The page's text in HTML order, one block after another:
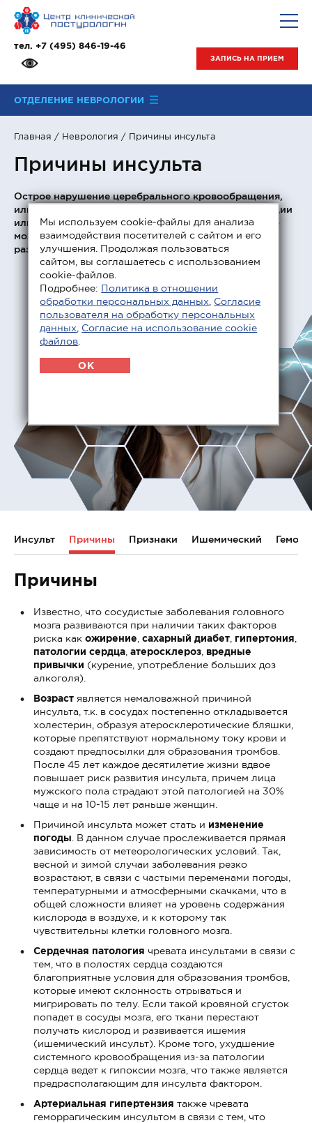
тел. +7 (495) 846-19-46
ЗАПИСЬ НА ПРИЕМ
ОТДЕЛЕНИЕ НЕВРОЛОГИИ
Главная / Неврология / Причины инсульта
Причины инсульта
Острое нарушение церебрального кровообращения,
или инсульт, в 50% случаев приводит к инвалидизации
или летальному исходу, в то время как эту ситуацию
можно было бы предотвратить или предупредить
развитие осложнений.
Инсульт Причины Признаки Ишемический
Причины
Известно, что сосудистые заболевания головного
мозга развиваются при наличии таких факторов
риска как ожирение сахарный диабет гипертония
патологии сердца атеросклероз вредные
привычки (курение, употребление больших доз
алкоголя).
Возраст является немаловажной причиной
инсульта, т.к. в сосудах постепенно откладывается
холестерин, образуя атеросклеротические бляшки,
которые препятствуют нормальному току крови и
создают предпосылки для образования тромбов.
После 45 лет каждое десятилетие жизни вдвое
повышает риск развития инсульта, причем лица
мужского пола страдают этой патологией на 30%
чаще и на 10-15 лет раньше женщин.
Причиной инсульта может стать и изменение
погоды . В данном случае прослеживается прямая
зависимость от метеорологических условий. Так,
весной и зимой случаи заболевания резко
возрастают, в связи с частыми переменами погоды,
температурными и атмосферными скачками, что в
общей сложности влияет на уровень содержания
кислорода в воздухе, и к которому так
чувствительны клетки головного мозга.
Сердечная патология чревата инсультами в связи с
тем, что в полостях сердца создаются
благоприятные условия для образования тромбов,
которые имеют склонность отрываться и
мигрировать по телу. Если такой кровяной сгусток
попадет в сосуды мозга, его ткани перестают
получать кислород и развивается ишемия
(ишемический инсульт). Кроме того, ухудшение
системного кровообращения из-за патологии
сердца ведет к гипоксии мозга, что также является
предрасполагающим для инсульта фактором.
Артериальная гипертензия также чревата
геморрагическим инсультом в связи с тем, что
Мы используем cookie-файлы для анализа
взаимодействия посетителей с сайтом и его
улучшения. Продолжая пользоваться
сайтом, вы соглашаетесь с использованием
cookie-файлов.
Подробнее: Политика в отношении
обработки персональных данных Согласие
пользователя на обработку персональных
данных Согласие на использование cookie
файлов
OK